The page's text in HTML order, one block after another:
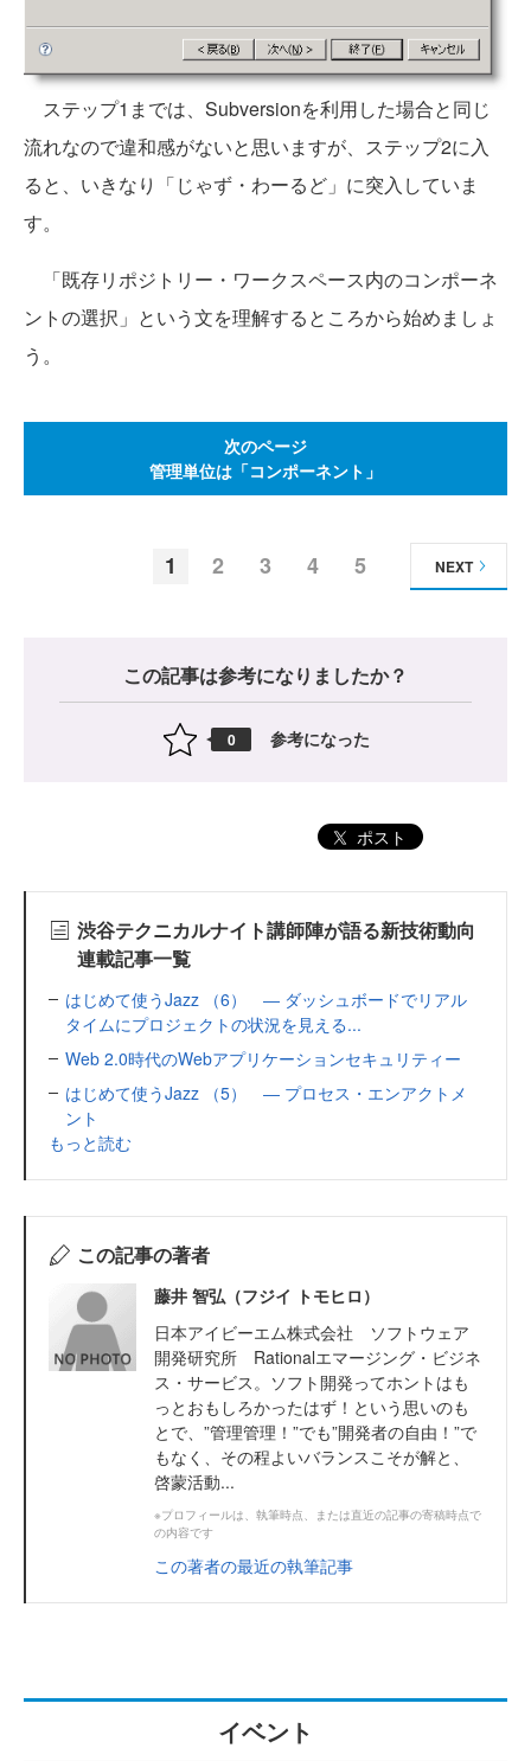
ステップ1までは、Subversionを利用した場合と同じ
流れなので違和感がないと思いますが、ステップ2に入
ると、いきなり「じゃず・わーるど」に突入していま
す。
「既存リポジトリー・ワークスペース内のコンポーネ
ントの選択」という文を理解するところから始めましょ
う。
次のページ
管理単位は「コンポーネント」
1 2 3 4 5 NEXT
この記事は参考になりましたか？
0 参考になった
ポスト
渋谷テクニカルナイト講師陣が語る新技術動向
連載記事一覧
はじめて使うJazz （6） ― ダッシュボードでリアル
タイムにプロジェクトの状況を見える...
Web 2.0時代のWebアプリケーションセキュリティー
はじめて使うJazz （5） ― プロセス・エンアクトメ
ント
もっと読む
この記事の著者
藤井 智弘（フジイ トモヒロ）
日本アイビーエム株式会社 ソフトウェア
開発研究所 Rationalエマージング・ビジネ
ス・サービス。ソフト開発ってホントはも
っとおもしろかったはず！という思いのも
とで、”管理管理！”でも”開発者の自由！”で
もなく、その程よいバランスこそが解と、
啓蒙活動...
※プロフィールは、執筆時点、または直近の記事の寄稿時点で
の内容です
この著者の最近の執筆記事
イベント